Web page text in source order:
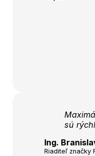
sú
Ing.
Riaditeľ značky